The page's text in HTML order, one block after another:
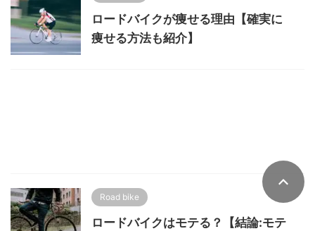
ロードバイクが痩せる理由【確実に
痩せる方法も紹介】
Road bike
ロードバイクはモテる？【結論:モテ